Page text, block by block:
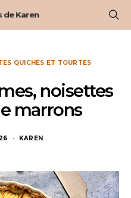
de Karen
QUICHES ET TOURTES
noisettes
marrons
KAREN